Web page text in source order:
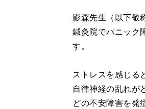
影森先生（以下敬
鍼灸院でパニック
す。
ストレスを感じる
自律神経の乱れが
どの不安障害を発